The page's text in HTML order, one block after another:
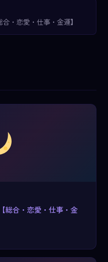
・恋愛・仕事・金運】
総合・恋愛・仕事・金